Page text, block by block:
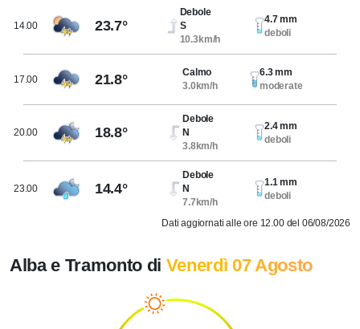
14.00 23.7°
Debole
S
10.3km/h
4.7 mm
deboli
17.00 21.8°
Calmo
3.0km/h
6.3 mm
moderate
20.00 18.8°
Debole
N
3.8km/h
2.4 mm
deboli
23.00 14.4°
Debole
N
7.7km/h
1.1 mm
deboli
Dati aggiornati alle ore 12.00 del 06/08/2026
Alba e Tramonto di Venerdì 07 Agosto